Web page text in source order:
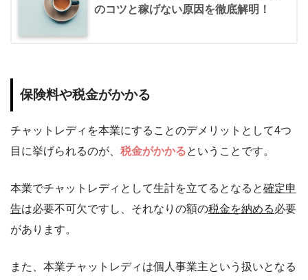
のコツと稼げない原因を徹底解明！
保険料や税金がかかる
チャットレディを本業にすることのデメリットとして4つ
目に挙げられるのが、 税金がかかるということです。
本業でチャットレディとして生計を立てるとなると確定申
告は必要不可欠ですし、それなりの額の税金を納める必要
があります。
また、本業チャットレディは個人事業主という扱いとなる